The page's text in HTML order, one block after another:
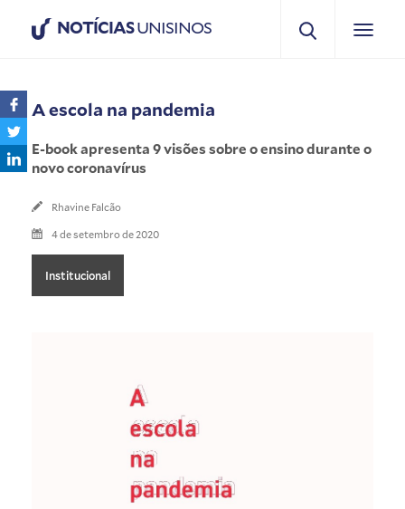
NOTÍCIASUNISINOS
A escola na pandemia
E-book apresenta 9 visões sobre o ensino durante o
novo coronavírus
Rhavine Falcão
4 de setembro de 2020
Institucional